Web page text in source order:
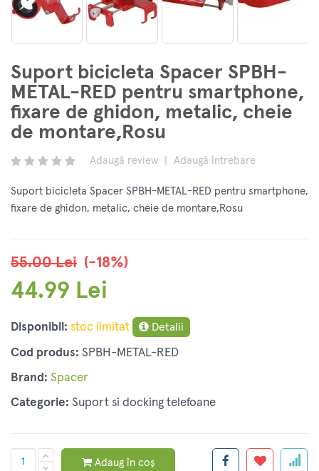
Suport bicicleta Spacer SPBH-
METAL-RED pentru smartphone,
fixare de ghidon, metalic, cheie
de montare,Rosu
Adaugă review Adaugă întrebare
Suport bicicleta Spacer SPBH-METAL-RED pentru smartphone,
fixare de ghidon, metalic, cheie de montare,Rosu
55.00 Lei (-18%)
44.99 Lei
Disponibil: stoc limitat Detalii
Cod produs: SPBH-METAL-RED
Brand: Spacer
Categorie: Suport si docking telefoane
Adaug în coș